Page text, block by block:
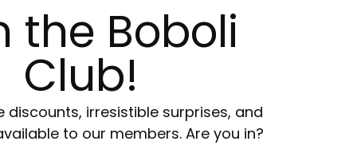
the Boboli
Club!
discounts, irresistible surprises, and
to our members. Are you in?